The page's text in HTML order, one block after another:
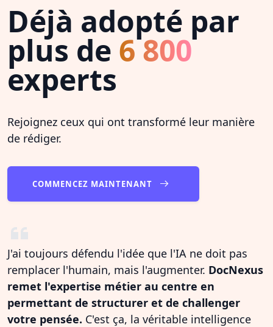
Déjà adopté par
plus de 6 800
experts
Rejoignez ceux qui ont transformé leur manière
de rédiger.
COMMENCEZ MAINTENANT
J'ai toujours défendu l'idée que l'IA ne doit pas
remplacer l'humain, mais l'augmenter. DocNexus
remet l'expertise métier au centre en
permettant de structurer et de challenger
votre pensée. C'est ça, la véritable intelligence